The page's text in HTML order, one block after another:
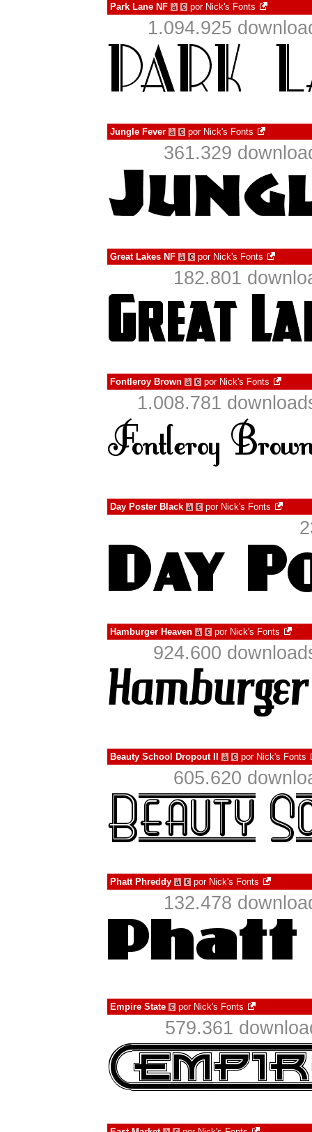
Park Lane NF à € por Nick's Fonts
1.094.925
Jungle Fever à € por Nick's Fonts
361.329
Great Lakes NF à € por Nick's Fonts
182.801
Fontleroy Brown à € por Nick's Fonts
1.008.781
Day Poster Black à € por Nick's Fonts
Hamburger Heaven à € por Nick's Fonts
924.600
Beauty School Dropout II à € por Nick's Fonts
605.620
Phatt Phreddy à € por Nick's Fonts
132.478
Empire State € por Nick's Fonts
579.361